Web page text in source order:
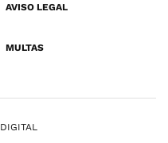
AVISO LEGAL
MULTAS
DIGITAL